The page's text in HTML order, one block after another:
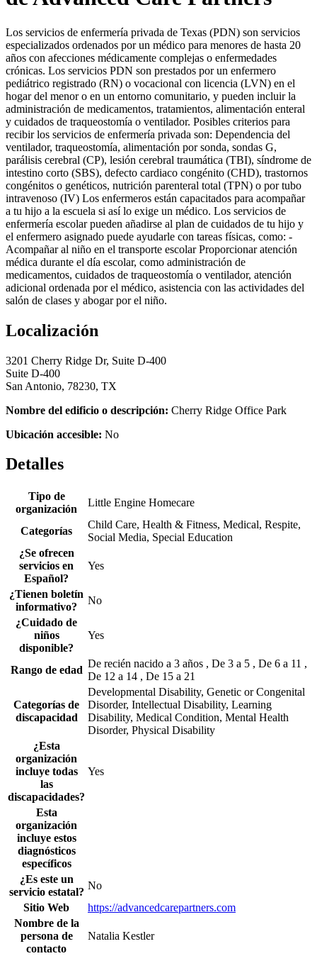
Los servicios de enfermería privada de Texas (PDN) son servicios
especializados ordenados por un médico para menores de hasta 20
años con afecciones médicamente complejas o enfermedades
crónicas. Los servicios PDN son prestados por un enfermero
pediátrico registrado (RN) o vocacional con licencia (LVN) en el
hogar del menor o en un entorno comunitario, y pueden incluir la
administración de medicamentos, tratamientos, alimentación enteral
y cuidados de traqueostomía o ventilador. Posibles criterios para
recibir los servicios de enfermería privada son: Dependencia del
ventilador, traqueostomía, alimentación por sonda, sondas G,
parálisis cerebral (CP), lesión cerebral traumática (TBI), síndrome de
intestino corto (SBS), defecto cardiaco congénito (CHD), trastornos
congénitos o genéticos, nutrición parenteral total (TPN) o por tubo
intravenoso (IV) Los enfermeros están capacitados para acompañar
a tu hijo a la escuela si así lo exige un médico. Los servicios de
enfermería escolar pueden añadirse al plan de cuidados de tu hijo y
el enfermero asignado puede ayudarle con tareas físicas, como: -
Acompañar al niño en el transporte escolar Proporcionar atención
médica durante el día escolar, como administración de
medicamentos, cuidados de traqueostomía o ventilador, atención
adicional ordenada por el médico, asistencia con las actividades del
salón de clases y abogar por el niño.
Localización
3201 Cherry Ridge Dr, Suite D-400
Suite D-400
San Antonio, 78230, TX
Nombre del edificio o descripción: Cherry Ridge Office Park
Ubicación accesible: No
Detalles
Tipo de
organización
Little Engine Homecare
Categorías
Child Care, Health & Fitness, Medical, Respite,
Social Media, Special Education
¿Se ofrecen
servicios en
Español?
Yes
¿Tienen boletín
informativo?
No
¿Cuidado de
niños
disponible?
Yes
Rango de edad
De recién nacido a 3 años , De 3 a 5 , De 6 a 11 ,
De 12 a 14 , De 15 a 21
Categorías de
discapacidad
Developmental Disability, Genetic or Congenital
Disorder, Intellectual Disability, Learning
Disability, Medical Condition, Mental Health
Disorder, Physical Disability
¿Esta
organización
incluye todas
las
discapacidades?
Yes
Esta
organización
incluye estos
diagnósticos
específicos
¿Es este un
servicio estatal?
No
Sitio Web
https://advancedcarepartners.com
Nombre de la
persona de
contacto
Natalia Kestler